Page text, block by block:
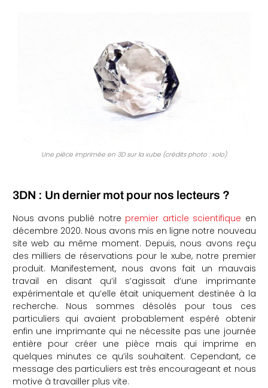
Une pièce imprimée en 3D sur la xube (crédits photo : xolo)
3DN : Un dernier mot pour nos lecteurs ?
Nous avons publié notre premier article scientifique en
décembre 2020. Nous avons mis en ligne notre nouveau
site web au même moment. Depuis, nous avons reçu
des milliers de réservations pour le xube, notre premier
produit. Manifestement, nous avons fait un mauvais
travail en disant qu’il s’agissait d’une imprimante
expérimentale et qu’elle était uniquement destinée à la
recherche. Nous sommes désolés pour tous ces
particuliers qui avaient probablement espéré obtenir
enfin une imprimante qui ne nécessite pas une journée
entière pour créer une pièce mais qui imprime en
quelques minutes ce qu’ils souhaitent. Cependant, ce
message des particuliers est très encourageant et nous
motive à travailler plus vite.